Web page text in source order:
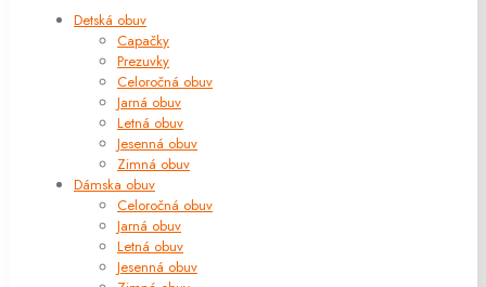
Detská obuv
Capačky
Prezuvky
Celoročná obuv
Jarná obuv
Letná obuv
Jesenná obuv
Zimná obuv
Dámska obuv
Celoročná obuv
Jarná obuv
Letná obuv
Jesenná obuv